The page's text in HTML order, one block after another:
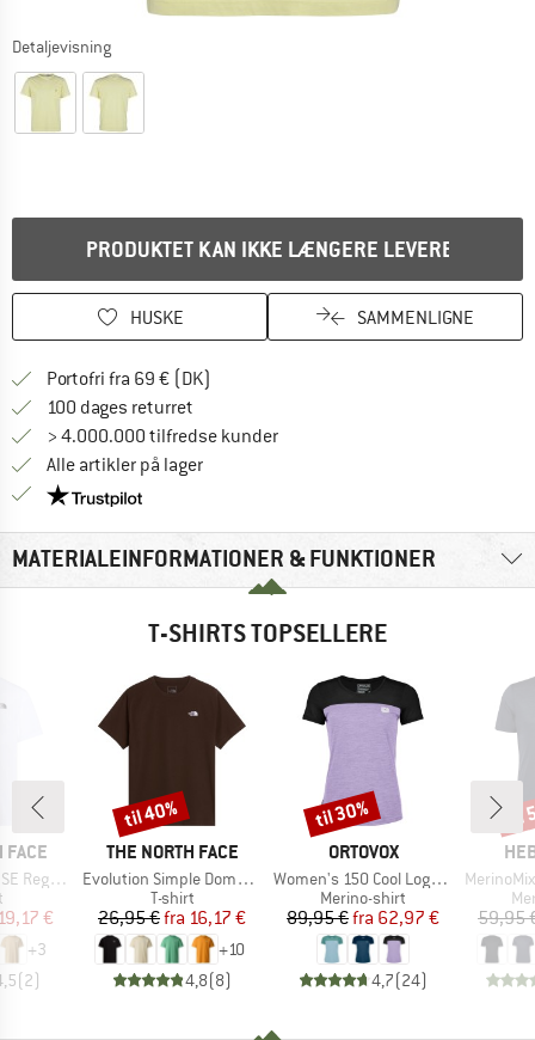
Detaljevisning
PRODUKTET KAN IKKE LÆNGERE LEVERES
HUSKE SAMMENLIGNE
Portofri fra 69 € (DK)
100 dages returret
> 4.000.000 tilfredse kunder
Alle artikler på lager
Vi er Trustpilot-certificeret - oplysningerne får du
MATERIALEINFORMATIONER & FUNKTIONER
T-SHIRTS TOPSELLERE
FACE
Sleeve
pris
€
+3
(2)
MÆRKE
THE NORTH FACE
Artikel
Evolution Simple Dome Short Sleeve
Produktgruppe
T-shirt
Pris
26,95 € Nedsat pris
fra 16,17 €
+10
4,8(8)
Rabat
til 40%
MÆRKE
ORTOVOX
Artikel
Women's 150 Cool Logo T-Shirt
Produktgruppe
Merino-shirt
Pris
89,95 € Nedsat pris
fra 62,97 €
4,7(24)
Rabat
til 30%
Artikel
MerinoMix150
59,95